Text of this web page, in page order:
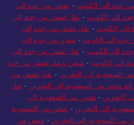
جدة الى الكويت - شحن من جدة الى
الي الكويت - نقل عفش من جدة الى
الكويت - نقل عفش من جدة إلى
الي الكويت - شحن من جدة الي
الي الكويت - نقل عفش من جدة الى
الي الكويت - شحن ونقل عفش من جدة
الي البحرين - نقل عفش من
شحن من السعودية إلى البحرين - نقل
البحرين - شحن من السعودية الى
الي البحرين - شحن من السعودية
السعودية الي البحرين - شحن من